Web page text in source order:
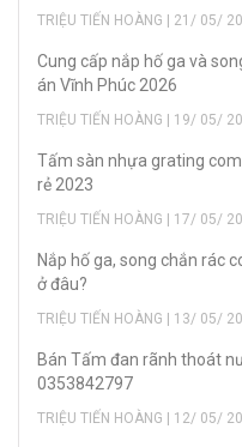
TRIỆU TIẾN HOÀNG | 21/ 05/
Cung cấp nắp hố ga và
án Vĩnh Phúc 2026
TRIỆU TIẾN HOÀNG | 19/ 05/
Tấm sàn nhựa grating
rẻ 2023
TRIỆU TIẾN HOÀNG | 17/ 05/
Nắp hố ga, song chắn rác
ở đâu?
TRIỆU TIẾN HOÀNG | 13/ 05/
Bán Tấm đan rãnh thoát
0353842797
TRIỆU TIẾN HOÀNG | 12/ 05/